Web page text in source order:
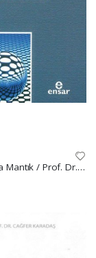
Anahatlarıyla Mantık / Prof. Dr. Necip Taylan